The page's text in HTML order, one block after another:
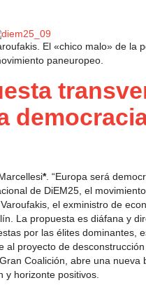
El «chico malo» de la
paneuropeo.
*. “Europa será
de DiEM25, el
el exministro de
La propuesta es diáfana y
por las élites dominantes,
al proyecto de
Coalición, abre una nueva
y horizonte positivos.